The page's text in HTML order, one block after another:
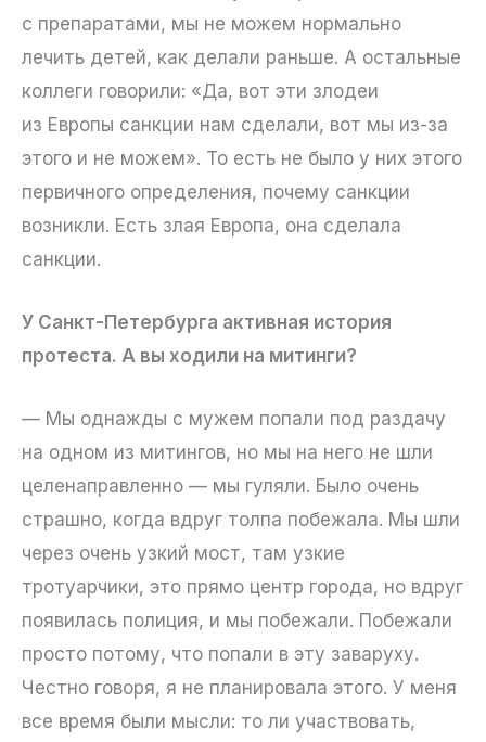
с препаратами, мы не можем нормально
лечить детей, как делали раньше. А остальные
коллеги говорили: «Да, вот эти злодеи
из Европы санкции нам сделали, вот мы из-за
этого и не можем». То есть не было у них этого
первичного определения, почему санкции
возникли. Есть злая Европа, она сделала
санкции.
У Санкт-Петербурга активная история
протеста. А вы ходили на митинги?
— Мы однажды с мужем попали под раздачу
на одном из митингов, но мы на него не шли
целенаправленно — мы гуляли. Было очень
страшно, когда вдруг толпа побежала. Мы шли
через очень узкий мост, там узкие
тротуарчики, это прямо центр города, но вдруг
появилась полиция, и мы побежали. Побежали
просто потому, что попали в эту заваруху.
Честно говоря, я не планировала этого. У меня
все время были мысли: то ли участвовать,